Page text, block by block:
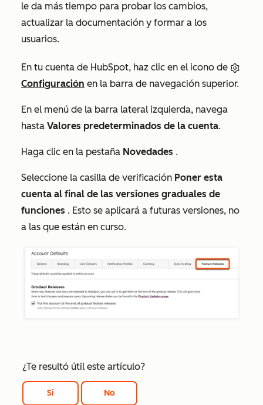
le da más tiempo para probar los cambios,
actualizar la documentación y formar a los
usuarios.
En tu cuenta de HubSpot, haz clic en el icono de
Configuración en la barra de navegación superior.
En el menú de la barra lateral izquierda, navega
hasta Valores predeterminados de la cuenta.
Haga clic en la pestaña Novedades .
Seleccione la casilla de verificación Poner esta
cuenta al final de las versiones graduales de
funciones . Esto se aplicará a futuras versiones, no
a las que están en curso.
¿Te resultó útil este artículo?
Si No